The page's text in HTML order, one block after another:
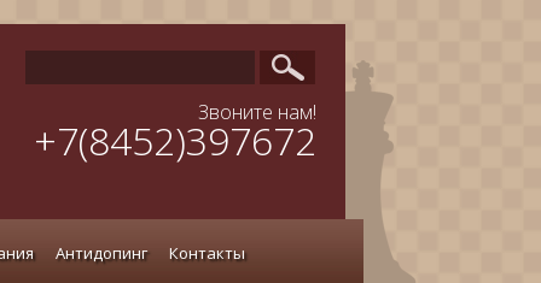
Звоните нам!
+7(8452)397672
Антидопинг Контакты